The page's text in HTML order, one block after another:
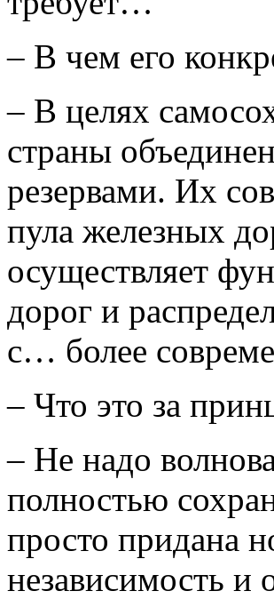
– В чем его
– В целях
страны
резервами. Их
пула железных
осуществляет
дорог и
с… более
– Что это за
– Не надо
полностью
просто придана
независимость и